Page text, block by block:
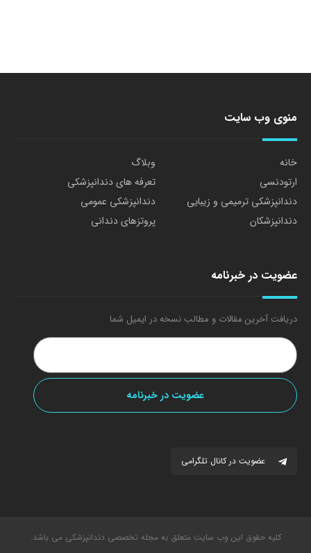
منوی وب سایت
خانه
وبلاگ
ارتودنسی
تعرفه های دندانپزشکی
دندانپزشکی ترمیمی و زیبایی
دندانپزشکی عمومی
دندانپزشکان
پروتزهای دندانی
عضویت در خبرنامه
دریافت آخرین مقالات و مطالب نسخه در ایمیل شما
عضویت در کانال تلگرامی
کلیه حقوق این وب سایت متعلق به مجله تخصصی دندانپزشکی می باشد.